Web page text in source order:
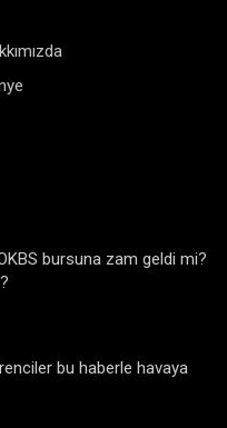
bursuna zam geldi mi?
bu haberle havaya